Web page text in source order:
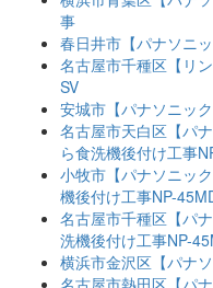
事
春日井市【パナソニ
名古屋市千種区【リ
SV
安城市【パナソニッ
名古屋市天白区【パ
ら食洗機後付け工事
小牧市【パナソニッ
機後付け工事NP-
名古屋市千種区【パ
洗機後付け工事NP-
横浜市金沢区【パナ